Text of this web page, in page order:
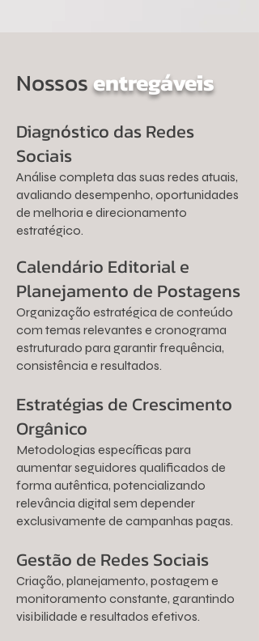
Nossosentregáveis
Diagnóstico das Redes
Sociais
Análise completa das suas redes atuais,
avaliando desempenho, oportunidades
de melhoria e direcionamento
estratégico.
Calendário Editorial e
Planejamento de Postagens
Organização estratégica de conteúdo
com temas relevantes e cronograma
estruturado para garantir frequência,
consistência e resultados.
Estratégias de Crescimento
Orgânico
Metodologias específicas para
aumentar seguidores qualificados de
forma autêntica, potencializando
relevância digital sem depender
exclusivamente de campanhas pagas.
Gestão de Redes Sociais
Criação, planejamento, postagem e
monitoramento constante, garantindo
visibilidade e resultados efetivos.